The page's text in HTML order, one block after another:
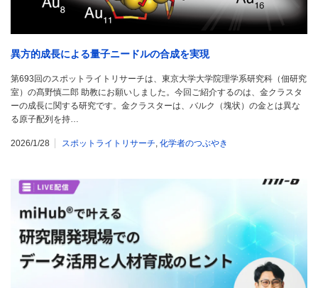
異方的成長による量子ニードルの合成を実現
第693回のスポットライトリサーチは、東京大学大学院理学系研究科（佃研究
室）の髙野慎二郎 助教にお願いしました。今回ご紹介するのは、金クラスタ
ーの成長に関する研究です。金クラスターは、バルク（塊状）の金とは異な
る原子配列を持…
2026/1/28 スポットライトリサーチ, 化学者のつぶやき